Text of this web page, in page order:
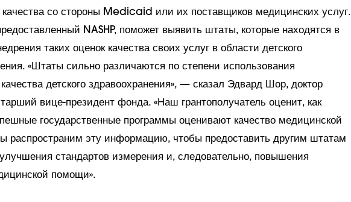
качества со стороны Medicaid или их поставщиков медицинских услуг.
NASHP, поможет выявить штаты, которые находятся в
таких оценок качества своих услуг в области детского
«Штаты сильно различаются по степени использования
качества детского здравоохранения», — сказал Эдвард Шор, доктор
вице-президент фонда. «Наш грантополучатель оценит, как
государственные программы оценивают качество медицинской
распространим эту информацию, чтобы предоставить другим штатам
стандартов измерения и, следовательно, повышения
помощи».